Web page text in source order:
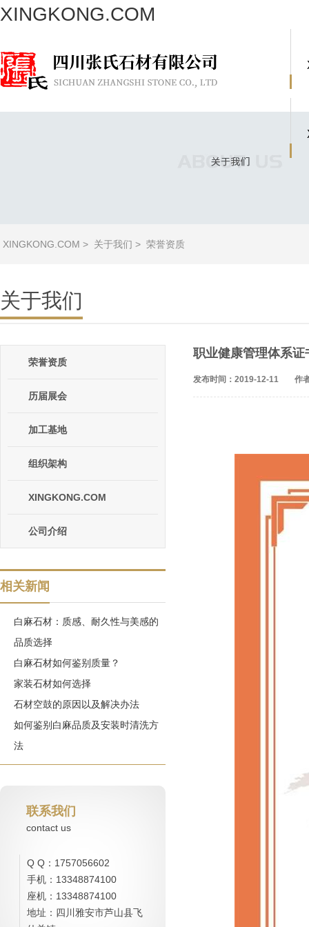
XINGKONG.COM
XINGKONG.COM > 关于我们 > 荣誉资质
关于我们
荣誉资质
历届展会
加工基地
组织架构
XINGKONG.COM
公司介绍
相关新闻
白麻石材：质感、耐久性与美感的
品质选择
白麻石材如何鉴别质量？
家装石材如何选择
石材空鼓的原因以及解决办法
如何鉴别白麻品质及安装时清洗方
法
联系我们
contact us
Q Q：1757056602
手机：13348874100
座机：13348874100
地址：四川雅安市芦山县飞
职业健康管理体系证
发布时间：2019-12-11 作